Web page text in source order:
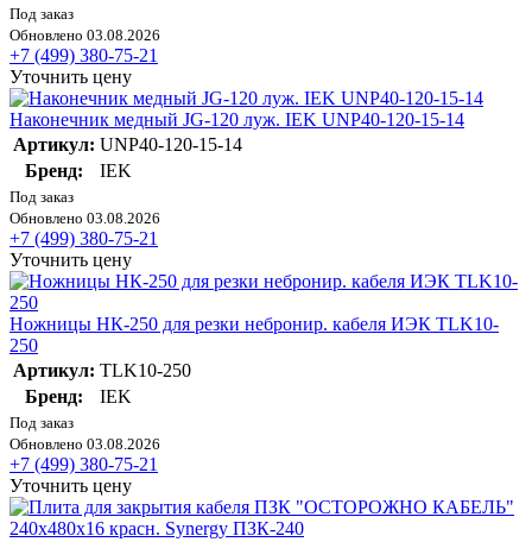
Под заказ
Обновлено 03.08.2026
+7 (499) 380-75-21
Уточнить цену
Наконечник медный JG-120 луж. IEK UNP40-120-15-14
Артикул: UNP40-120-15-14
Бренд:
IEK
Под заказ
Обновлено 03.08.2026
+7 (499) 380-75-21
Уточнить цену
Ножницы НК-250 для резки небронир. кабеля ИЭК TLK10-
250
Артикул: TLK10-250
Бренд:
IEK
Под заказ
Обновлено 03.08.2026
+7 (499) 380-75-21
Уточнить цену